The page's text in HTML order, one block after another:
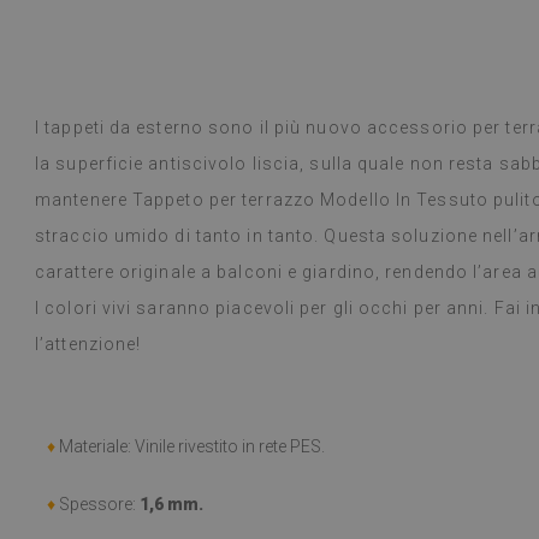
I tappeti da esterno sono il più nuovo accessorio per
la superficie antiscivolo liscia, sulla quale non resta
mantenere Tappeto per terrazzo Modello In Tessuto
straccio umido di tanto in tanto. Questa soluzione
carattere originale a balconi e giardino, rendendo l’area
I colori vivi saranno piacevoli per gli occhi per anni. Fai
l’attenzione!
♦ Materiale: Vinile rivestito in rete PES.
♦ Spessore: 1,6 mm.
promesso, era
l'effetto è
ancora stupita
fare un lavoro
settimana e,
fornelli a gas
alcun
panno umido
1 anno fa